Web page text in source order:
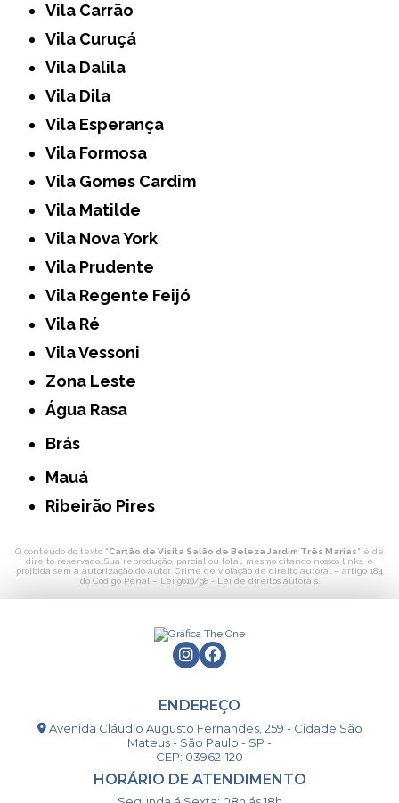
Vila Carrão
Vila Curuçá
Vila Dalila
Vila Dila
Vila Esperança
Vila Formosa
Vila Gomes Cardim
Vila Matilde
Vila Nova York
Vila Prudente
Vila Regente Feijó
Vila Ré
Vila Vessoni
Zona Leste
Água Rasa
Brás
Mauá
Ribeirão Pires
O conteúdo do texto "Cartão de Visita Salão de Beleza Jardim Três Marias" é de
direito reservado. Sua reprodução, parcial ou total, mesmo citando nossos links, é
proibida sem a autorização do autor. Crime de violação de direito autoral – artigo 184
do Código Penal – Lei 9610/98 - Lei de direitos autorais.
ENDEREÇO
Avenida Cláudio Augusto Fernandes, 259 - Cidade São
Mateus - São Paulo - SP -
CEP: 03962-120
HORÁRIO DE ATENDIMENTO